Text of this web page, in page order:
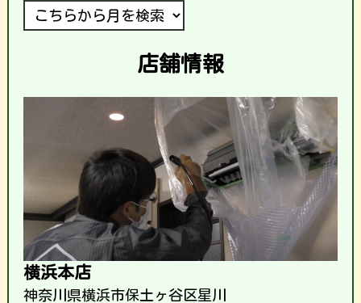
店舗情報
横浜本店
神奈川県横浜市保土ヶ谷区星川